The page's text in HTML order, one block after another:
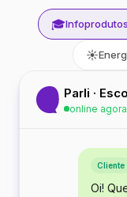
🎓Infoprodutos
☀️
Parli ·
online agora
Cliente
Oi!